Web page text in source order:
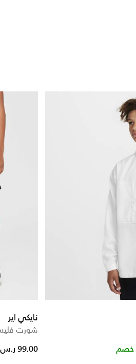
نايكي اير
شورت
Price reduced from
to
99.00 ر.س